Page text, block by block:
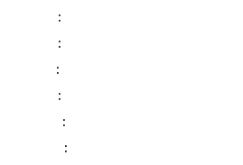
:
:
:
:
:
: